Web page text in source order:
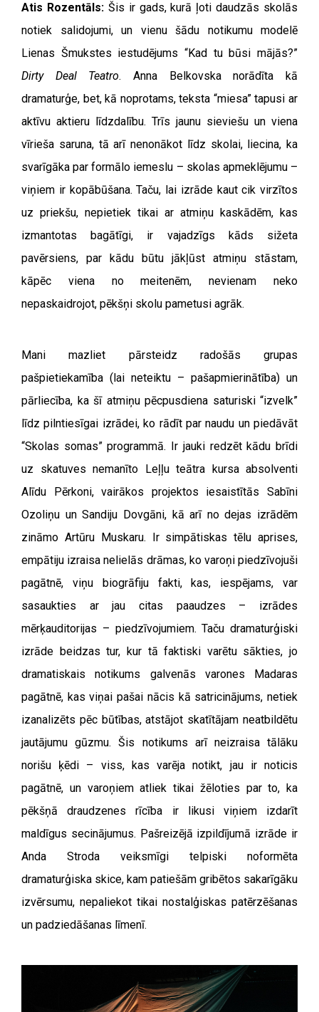
Atis Rozentāls:Šis ir gads, kurā ļoti daudzās skolās
notiek salidojumi, un vienu šādu notikumu modelē
Lienas Šmukstes iestudējums “Kad tu būsi mājās?”
Dirty Deal Teatro. Anna Belkovska norādīta kā
dramaturģe, bet, kā noprotams, teksta “miesa” tapusi ar
aktīvu aktieru līdzdalību. Trīs jaunu sieviešu un viena
vīrieša saruna, tā arī nenonākot līdz skolai, liecina, ka
svarīgāka par formālo iemeslu – skolas apmeklējumu –
viņiem ir kopābūšana. Taču, lai izrāde kaut cik virzītos
uz priekšu, nepietiek tikai ar atmiņu kaskādēm, kas
izmantotas bagātīgi, ir vajadzīgs kāds sižeta
pavērsiens, par kādu būtu jākļūst atmiņu stāstam,
kāpēc viena no meitenēm, nevienam neko
nepaskaidrojot, pēkšņi skolu pametusi agrāk.
Mani mazliet pārsteidz radošās grupas
pašpietiekamība (lai neteiktu – pašapmierinātība) un
pārliecība, ka šī atmiņu pēcpusdiena saturiski “izvelk”
līdz pilntiesīgai izrādei, ko rādīt par naudu un piedāvāt
“Skolas somas” programmā. Ir jauki redzēt kādu brīdi
uz skatuves nemanīto Leļļu teātra kursa absolventi
Alīdu Pērkoni, vairākos projektos iesaistītās Sabīni
Ozoliņu un Sandiju Dovgāni, kā arī no dejas izrādēm
zināmo Artūru Muskaru. Ir simpātiskas tēlu aprises,
empātiju izraisa nelielās drāmas, ko varoņi piedzīvojuši
pagātnē, viņu biogrāfiju fakti, kas, iespējams, var
sasaukties ar jau citas paaudzes – izrādes
mērķauditorijas – piedzīvojumiem. Taču dramaturģiski
izrāde beidzas tur, kur tā faktiski varētu sākties, jo
dramatiskais notikums galvenās varones Madaras
pagātnē, kas viņai pašai nācis kā satricinājums, netiek
izanalizēts pēc būtības, atstājot skatītājam neatbildētu
jautājumu gūzmu. Šis notikums arī neizraisa tālāku
norišu ķēdi – viss, kas varēja notikt, jau ir noticis
pagātnē, un varoņiem atliek tikai žēloties par to, ka
pēkšņā draudzenes rīcība ir likusi viņiem izdarīt
maldīgus secinājumus. Pašreizējā izpildījumā izrāde ir
Anda Stroda veiksmīgi telpiski noformēta
dramaturģiska skice, kam patiešām gribētos sakarīgāku
izvērsumu, nepaliekot tikai nostalģiskas patērzēšanas
un padziedāšanas līmenī.